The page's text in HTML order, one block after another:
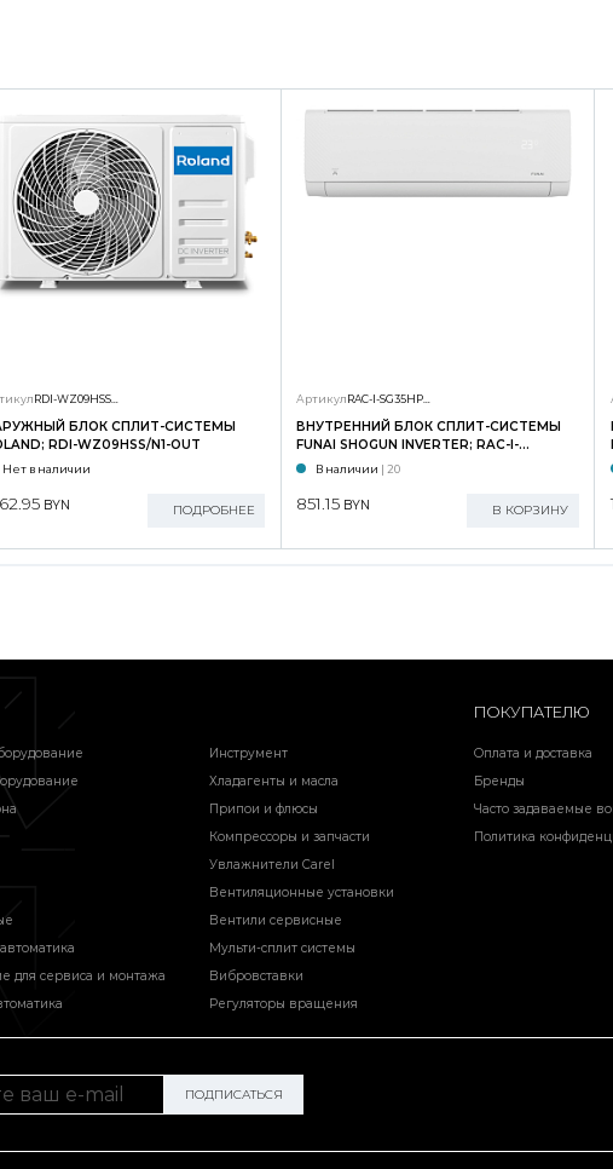
RDI-WZ09HSS/N1-OUT
БЛОК СПЛИТ-СИСТЕМЫ
RDI-WZ09HSS/N1-OUT
Нет в наличии
BYN ПОДРОБНЕЕ
Артикул
ВНУТРЕННИЙ БЛОК СПЛИТ-СИСТЕМЫ
FUNAI SHOGUN INVERTER; RAC-I-
SG35HP.D02/S
В наличии | 20
851.15 BYN В КОРЗИНУ
для сервиса и монтажа
Инструмент
Хладагенты и масла
Припои и флюсы
Компрессоры и запчасти
Увлажнители Carel
Вентиляционные установки
Вентили сервисные
Мульти-сплит системы
Вибровставки
Регуляторы вращения
ПОКУПАТЕЛЮ
Оплата и доставка
Бренды
Часто задаваемые
Политика
ПОДПИСАТЬСЯ